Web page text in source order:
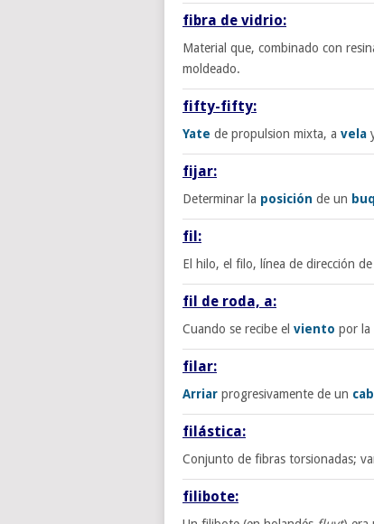
fibra de vidrio:
Material que, combinado con
moldeado.
fifty-fifty:
Yate de propulsion mixta, a vela
fijar:
Determinar la posición de un
fil:
El hilo, el filo, línea de dirección de
fil de roda, a:
Cuando se recibe el viento por la
filar:
Arriar progresivamente de un
filástica:
Conjunto de fibras torsionadas;
filibote: